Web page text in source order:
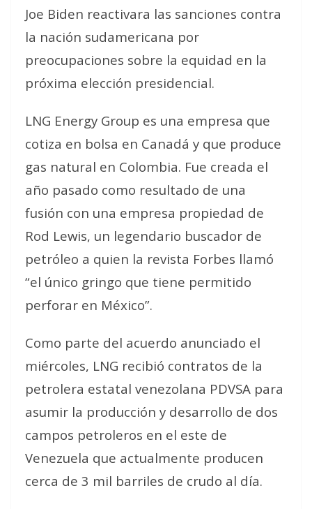
Joe Biden reactivara las sanciones contra
la nación sudamericana por
preocupaciones sobre la equidad en la
próxima elección presidencial.
LNG Energy Group es una empresa que
cotiza en bolsa en Canadá y que produce
gas natural en Colombia. Fue creada el
año pasado como resultado de una
fusión con una empresa propiedad de
Rod Lewis, un legendario buscador de
petróleo a quien la revista Forbes llamó
“el único gringo que tiene permitido
perforar en México”.
Como parte del acuerdo anunciado el
miércoles, LNG recibió contratos de la
petrolera estatal venezolana PDVSA para
asumir la producción y desarrollo de dos
campos petroleros en el este de
Venezuela que actualmente producen
cerca de 3 mil barriles de crudo al día.